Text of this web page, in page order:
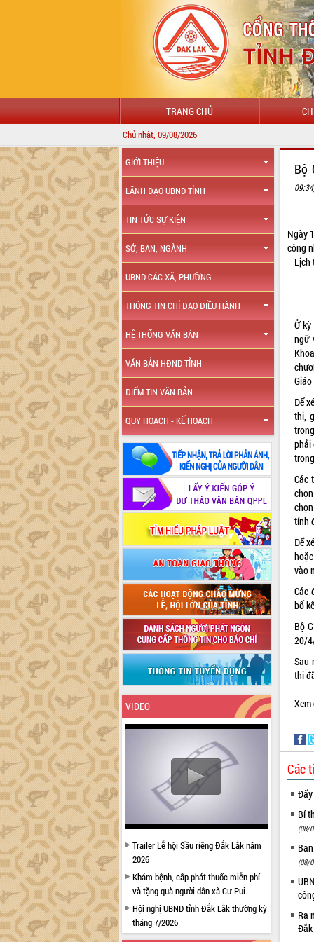
TRANG CHỦ
Chủ nhật, 09/08/2026
GIỚI THIỆU
LÃNH ĐẠO UBND TỈNH
TIN TỨC SỰ KIỆN
SỞ, BAN, NGÀNH
UBND CÁC XÃ, PHƯỜNG
THÔNG TIN CHỈ ĐẠO ĐIỀU HÀNH
HỆ THỐNG VĂN BẢN
VĂN BẢN HĐND TỈNH
ĐIỂM TIN VĂN BẢN
QUY HOẠCH - KẾ HOẠCH
VIDEO
Trailer Lễ hội Sầu riêng Đắk Lắk năm
2026
Khám bệnh, cấp phát thuốc miễn phí
và tặng quà người dân xã Cư Pui
Hội nghị UBND tỉnh Đắk Lắk thường kỳ
tháng 7/2026
Bộ
Ngày
công
Lịch
Ở
ngữ
Để
thi,
phải
Các
tính
Để
vào
Các
bố
Bộ
20/
Sau
thi
Các
Bí
(08/
(08/
Ra
Đắk